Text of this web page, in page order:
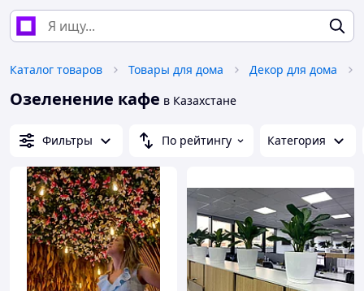
Каталог товаров Товары для дома Декор для дома
Озеленение кафе в Казахстане
Фильтры По рейтингу Категория